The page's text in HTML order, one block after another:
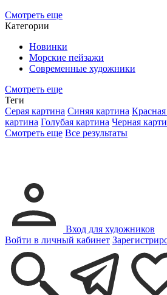
Смотреть еще
Категории
Новинки
Морские пейзажи
Современные художники
Смотреть еще
Теги
Серая картина Синяя картина
картина Голубая картина Черная
Смотреть еще Все результаты
Вход для художников
Войти в личный кабинет